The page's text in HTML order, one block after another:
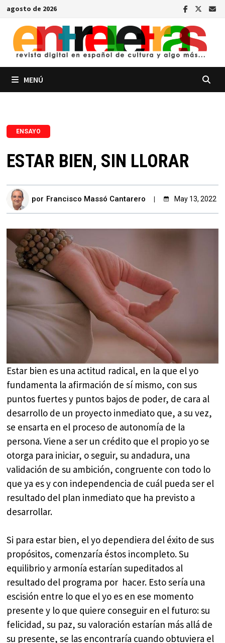
Saltar
contenido
agosto de 2026
MENÚ
ENSAYO
ESTAR BIEN, SIN LLORAR
por Francisco Massó Cantarero May 13, 2022
Estar bien es una actitud radical, en la que el yo
fundamenta la afirmación de sí mismo, con sus
puntos fuertes y puntos bajos de poder, de cara al
desarrollo de un proyecto inmediato que, a su vez,
se ensarta en el proceso de autonomía de la
persona. Viene a ser un crédito que el propio yo se
otorga para iniciar, o seguir, su andadura, una
validación de su ambición, congruente con todo lo
que ya es y con independencia de cuál pueda ser el
resultado del plan inmediato que ha previsto a
desarrollar.
Si para estar bien, el yo dependiera del éxito de sus
propósitos, comenzaría éstos incompleto. Su
equilibrio y armonía estarían supeditados al
resultado del programa por hacer. Esto sería una
escisión entre lo que el yo es en ese momento
presente y lo que quiere conseguir en el futuro: su
felicidad, su paz, su valoración estarían más allá de
su presente, se las encontraría cuando obtuviera el